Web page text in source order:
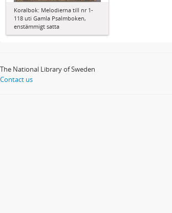
Koralbok: Melodierna till nr 1-
118 uti Gamla Psalmboken,
enstämmigt satta
The National Library of Sweden
Contact us